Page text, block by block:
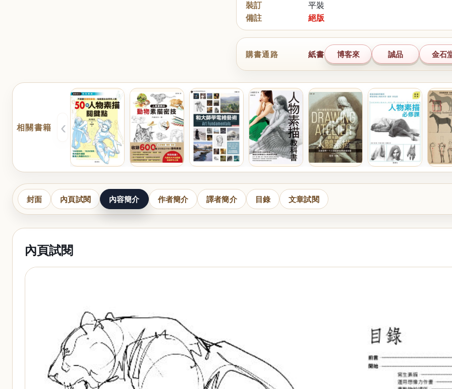
裝訂
平裝
備註
絕版
購書通路 紙書 博客來 誠品 金石
相關書籍 ‹
封面 內頁試閱 內容簡介 作者簡介 譯者簡介 目錄 文章試閱
內頁試閱